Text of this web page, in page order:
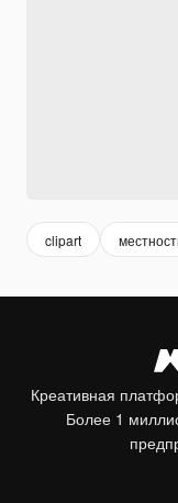
clipart
Креативная
Более 1